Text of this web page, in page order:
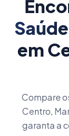
Saúde
em
Compare
Centro,
garanta a